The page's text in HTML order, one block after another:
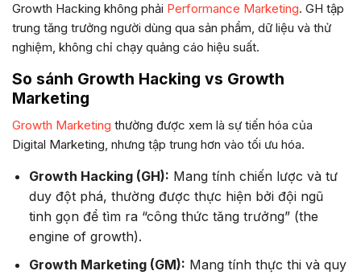
Growth Hacking không phải Performance Marketing. GH tập
trung tăng trưởng người dùng qua sản phẩm, dữ liệu và thử
nghiệm, không chỉ chạy quảng cáo hiệu suất.
So sánh Growth Hacking vs Growth
Marketing
Growth Marketing thường được xem là sự tiến hóa của
Digital Marketing, nhưng tập trung hơn vào tối ưu hóa.
Growth Hacking (GH): Mang tính chiến lược và tư
duy đột phá, thường được thực hiện bởi đội ngũ
tinh gọn để tìm ra “công thức tăng trưởng” (the
engine of growth).
Growth Marketing (GM): Mang tính thực thi và quy